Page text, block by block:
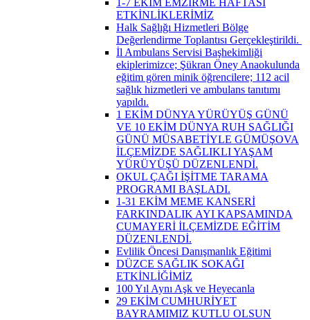
ETKİNLİKLERİMİZ
Halk Sağlığı Hizmetleri Bölge
Değerlendirme Toplantısı Gerçekleştirildi. ​
İl Ambulans Servisi Başhekimliği
ekiplerimizce; Şükran Öney Anaokulunda
eğitim gören minik öğrencilere; 112 acil
sağlık hizmetleri ve ambulans tanıtımı
yapıldı.
1 EKİM DÜNYA YÜRÜYÜŞ GÜNÜ
VE 10 EKİM DÜNYA RUH SAĞLIĞI
GÜNÜ MÜSABETİYLE GÜMÜŞOVA
İLÇEMİZDE SAĞLIKLI YAŞAM
YÜRÜYÜŞÜ DÜZENLENDİ.
OKUL ÇAĞI İŞİTME TARAMA
PROGRAMI BAŞLADI.
1-31 EKİM MEME KANSERİ
FARKINDALIK AYI KAPSAMINDA
CUMAYERİ İLÇEMİZDE EĞİTİM
DÜZENLENDİ.
Evlilik Öncesi Danışmanlık Eğitimi
DÜZCE SAĞLIK SOKAĞI
ETKİNLİĞİMİZ
100 Yıl Aynı Aşk ve Heyecanla
29 EKİM CUMHURİYET
BAYRAMIMIZ KUTLU OLSUN